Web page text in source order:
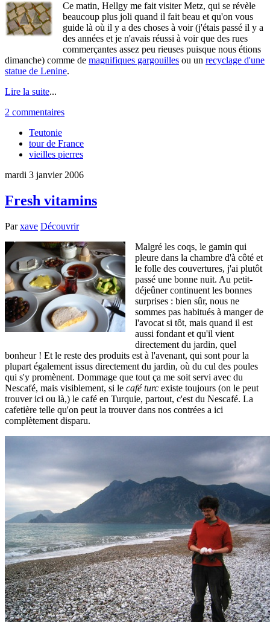
Ce matin, Hellgy me fait visiter Metz, qui se révèle
beaucoup plus joli quand il fait beau et qu'on vous
guide là où il y a des choses à voir (j'étais passé il y a
des années et je n'avais réussi à voir que des rues
commerçantes assez peu rieuses puisque nous étions
dimanche) comme de magnifiques gargouilles ou un recyclage d'une
statue de Lenine.
Lire la suite...
2 commentaires
Teutonie
tour de France
vieilles pierres
mardi 3 janvier 2006
Fresh vitamins
Parxave Découvrir
Malgré les coqs, le gamin qui
pleure dans la chambre d'à côté et
le folle des couvertures, j'ai plutôt
passé une bonne nuit. Au petit-
déjeûner continuent les bonnes
surprises : bien sûr, nous ne
sommes pas habitués à manger de
l'avocat si tôt, mais quand il est
aussi fondant et qu'il vient
directement du jardin, quel
bonheur ! Et le reste des produits est à l'avenant, qui sont pour la
plupart également issus directement du jardin, où du cul des poules
qui s'y promènent. Dommage que tout ça me soit servi avec du
Nescafé, mais visiblement, si le café turc existe toujours (on le peut
trouver ici ou là,) le café en Turquie, partout, c'est du Nescafé. La
cafetière telle qu'on peut la trouver dans nos contrées a ici
complètement disparu.